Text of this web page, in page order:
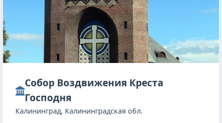
Собор Воздвижения Креста
Господня
Калининград, Калининградская обл.